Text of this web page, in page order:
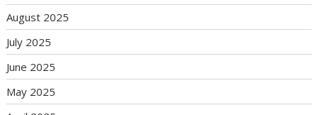
August 2025
July 2025
June 2025
May 2025